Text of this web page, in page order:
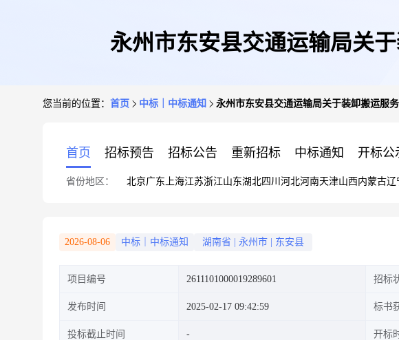
永州市东安县交通运输局关
您当前的位置： 首页 中标｜中标通知 永州市东安县交通运输局关于装卸搬运服
首页 招标预告 招标公告 重新招标 中标通知 开标公
省份地区： 北京广东 上海江苏浙江山东湖北四川 河北河南天津山西内蒙古辽
2026-08-06 中标｜中标通知 湖南省 永州市 东安县
项目编号 2611101000019289601 招标
发布时间 2025-02-17 09:42:59 标书
投标截止时间 开标